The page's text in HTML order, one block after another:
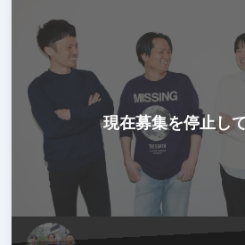
現在募集を停止し